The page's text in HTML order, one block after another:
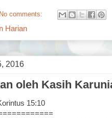
No comments:
Harian
2016
oleh Kasih
15:10